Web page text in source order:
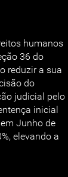
humanos
36 do
reduzir a sua
do
judicial pelo
inicial
Junho de
elevando a